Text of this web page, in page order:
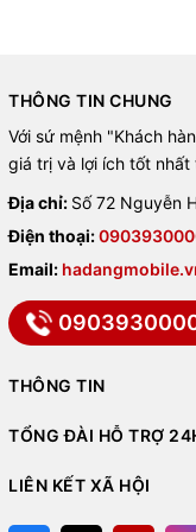
giáccầm nắm thoải
⚡Hiệu
A17 Bionic
Trang bịchip A17
nhiệm đến ứng dụng đồ
Hệ điều hànhiOS 17tối
nhật lâu dài
📱Màn
6,1 inch
THÔNG TIN CHUNG
Với sứ mệnh "Khách
giá trị và lợi ích tốt nhất
Địa chỉ: Số 72 Nguyễn
Điện thoại:
Email:
THÔNG TIN
TỔNG ĐÀI HỖ TRỢ
LIÊN KẾT XÃ HỘI